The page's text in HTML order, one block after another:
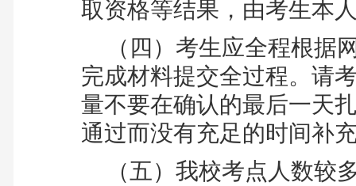
取资格等结果，由考生本
（四） 考生应全程根据
完成材料提交全过程。请
量不要在确认的最后一天
通过而没有充足的时间补
（五） 我校考点人数较